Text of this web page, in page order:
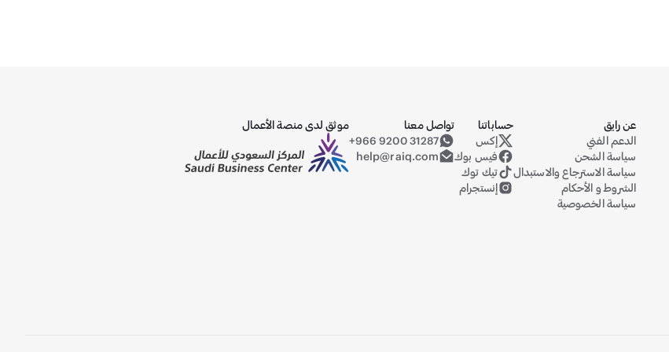
عن رايق
الدعم الفني
سياسة الشحن
سياسة الاسترجاع والاستبدال
الشروط و الأحكام
سياسة الخصوصية
حساباتنا
حساب رايق على منصة إكس (تويتر سابقاً)
إكس
فيس بوك
تيك توك
إنستجرام
تواصل معنا
+966 9200 31287
help@raiq.com
موثق لدى منصة الأعمال